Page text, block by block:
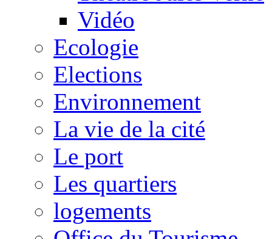
Vidéo
Ecologie
Elections
Environnement
La vie de la cité
Le port
Les quartiers
logements